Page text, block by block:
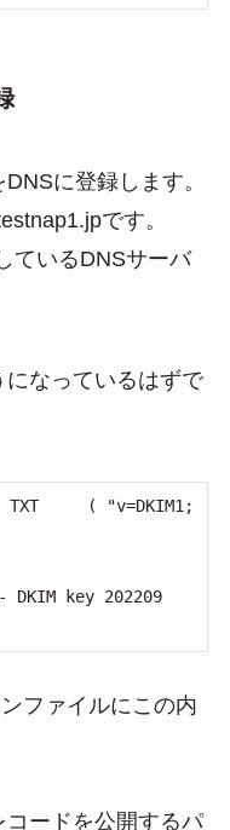
に登録します。
です。
ているDNSサーバ
なっているはずで
( "v=DKIM1;
key 202209
ファイルにこの内
コードを公開するパ